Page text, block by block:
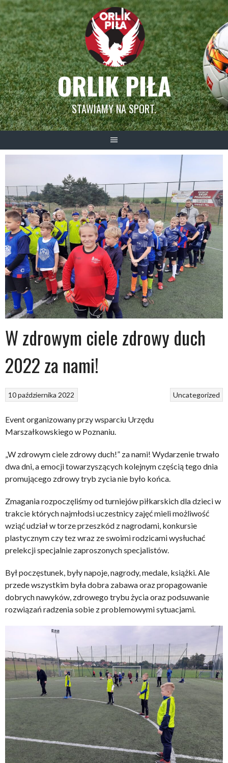
Skip
to
content
ORLIK PIŁA
STAWIAMY NA SPORT.
W zdrowym ciele zdrowy duch
2022 za nami!
Uncategorized
10 października 2022
Event organizowany przy wsparciu Urzędu
Marszałkowskiego w Poznaniu.
„W zdrowym ciele zdrowy duch!” za nami! Wydarzenie trwało
dwa dni, a emocji towarzyszących kolejnym częścią tego dnia
promującego zdrowy tryb zycia nie było końca.
Zmagania rozpoczęliśmy od turniejów piłkarskich dla dzieci w
trakcie których najmłodsi uczestnicy zajęć mieli możliwość
wziąć udział w torze przeszkód z nagrodami, konkursie
plastycznym czy tez wraz ze swoimi rodzicami wysłuchać
prelekcji specjalnie zaproszonych specjalistów.
Był poczęstunek, były napoje, nagrody, medale, książki. Ale
przede wszystkim była dobra zabawa oraz propagowanie
dobrych nawyków, zdrowego trybu życia oraz podsuwanie
rozwiązań radzenia sobie z problemowymi sytuacjami.